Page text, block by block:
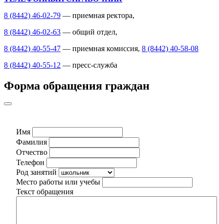
8 (8442) 46-02-79 — приемная ректора,
8 (8442) 46-02-63 — общий отдел,
8 (8442) 40-55-47 — приемная комиссия, 8 (8442) 40-58-08
8 (8442) 40-55-12 — пресс-служба
Форма обращения граждан
Имя
Фамилия
Отчество
Телефон
Род занятий
Место работы или учебы
Текст обращения